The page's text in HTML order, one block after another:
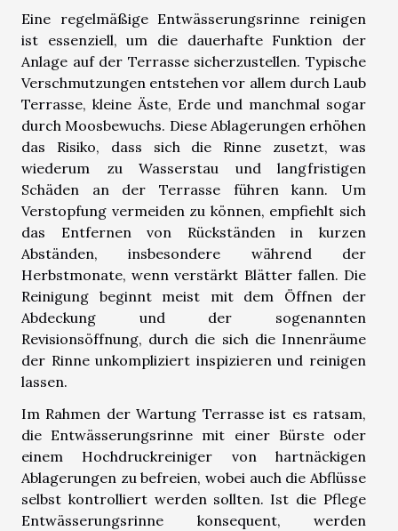
Eine regelmäßige Entwässerungsrinne reinigen
ist essenziell, um die dauerhafte Funktion der
Anlage auf der Terrasse sicherzustellen. Typische
Verschmutzungen entstehen vor allem durch Laub
Terrasse, kleine Äste, Erde und manchmal sogar
durch Moosbewuchs. Diese Ablagerungen erhöhen
das Risiko, dass sich die Rinne zusetzt, was
wiederum zu Wasserstau und langfristigen
Schäden an der Terrasse führen kann. Um
Verstopfung vermeiden zu können, empfiehlt sich
das Entfernen von Rückständen in kurzen
Abständen, insbesondere während der
Herbstmonate, wenn verstärkt Blätter fallen. Die
Reinigung beginnt meist mit dem Öffnen der
Abdeckung und der sogenannten
Revisionsöffnung, durch die sich die Innenräume
der Rinne unkompliziert inspizieren und reinigen
lassen.
Im Rahmen der Wartung Terrasse ist es ratsam,
die Entwässerungsrinne mit einer Bürste oder
einem Hochdruckreiniger von hartnäckigen
Ablagerungen zu befreien, wobei auch die Abflüsse
selbst kontrolliert werden sollten. Ist die Pflege
Entwässerungsrinne konsequent, werden